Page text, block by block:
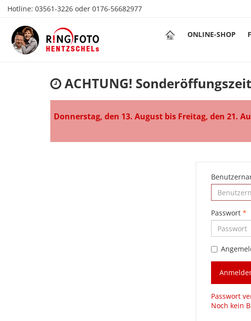
Hotline: 03561-3226 oder 0176-56682977
ONLINE-SHOP
ACHTUNG!
Donnerstag, den 13. August bis Freitag, den 21.
Passwort *
Passwort
Noch kein